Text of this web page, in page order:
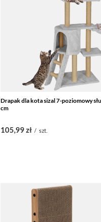
Drapak dla kota sizal 7-poziomowy
cm
105,99 zł / szt.